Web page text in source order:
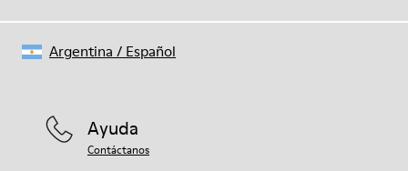
Ayuda
Contáctanos
Argentina / Español